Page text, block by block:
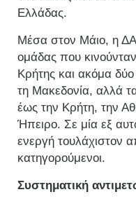
Ελλάδας.
Μέσα στον Μάιο, η
ομάδας που
Κρήτης και ακόμα
τη Μακεδονία, αλλά
έως την Κρήτη, την
Ήπειρο. Σε μία εξ
ενεργή τουλάχιστον
κατηγορούμενοι.
Συστηματική